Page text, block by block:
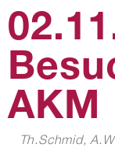
AKM
Th.Schmid,